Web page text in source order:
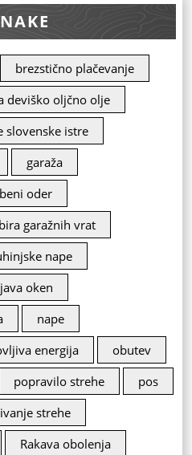
brezstično plačevanje
deviško oljčno olje
slovenske istre
garaža
oder
garažnih vrat
nape
oken
nape
energija
obutev
popravilo strehe
pos
strehe
Rakava obolenja